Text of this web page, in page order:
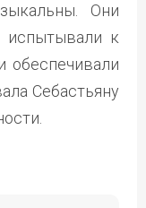
Они
испытывали к
обеспечивали
Себастьяну